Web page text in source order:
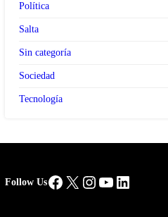
Política
Salta
Sin categoría
Sociedad
Tecnología
Follow UsFacebook
X Instagram
YouTube
LinkedIn